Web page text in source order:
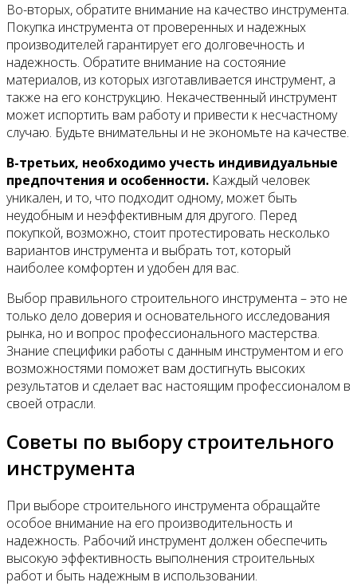
Во-вторых, обратите внимание на качество инструмента.
Покупка инструмента от проверенных и надежных
производителей гарантирует его долговечность и
надежность. Обратите внимание на состояние
материалов, из которых изготавливается инструмент, а
также на его конструкцию. Некачественный инструмент
может испортить вам работу и привести к несчастному
случаю. Будьте внимательны и не экономьте на качестве.
В-третьих, необходимо учесть индивидуальные
предпочтения и особенности. Каждый человек
уникален, и то, что подходит одному, может быть
неудобным и неэффективным для другого. Перед
покупкой, возможно, стоит протестировать несколько
вариантов инструмента и выбрать тот, который
наиболее комфортен и удобен для вас.
Выбор правильного строительного инструмента – это не
только дело доверия и основательного исследования
рынка, но и вопрос профессионального мастерства.
Знание специфики работы с данным инструментом и его
возможностями поможет вам достигнуть высоких
результатов и сделает вас настоящим профессионалом в
своей отрасли.
Советы по выбору строительного
инструмента
При выборе строительного инструмента обращайте
особое внимание на его производительность и
надежность. Рабочий инструмент должен обеспечить
высокую эффективность выполнения строительных
работ и быть надежным в использовании.